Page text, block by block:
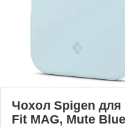
Чохол Spigen для
Fit MAG, Mute